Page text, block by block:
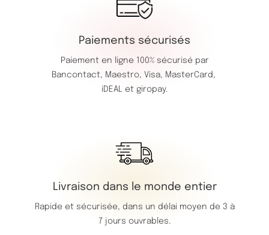
Paiements sécurisés
Paiement en ligne 100% sécurisé par
Bancontact, Maestro, Visa, MasterCard,
iDEAL et giropay.
Livraison dans le monde entier
Rapide et sécurisée, dans un délai moyen de 3 à
7 jours ouvrables.